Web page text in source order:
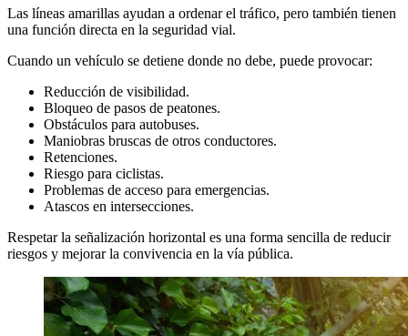
Las líneas amarillas ayudan a ordenar el tráfico, pero también tienen
una función directa en la seguridad vial.
Cuando un vehículo se detiene donde no debe, puede provocar:
Reducción de visibilidad.
Bloqueo de pasos de peatones.
Obstáculos para autobuses.
Maniobras bruscas de otros conductores.
Retenciones.
Riesgo para ciclistas.
Problemas de acceso para emergencias.
Atascos en intersecciones.
Respetar la señalización horizontal es una forma sencilla de reducir
riesgos y mejorar la convivencia en la vía pública.